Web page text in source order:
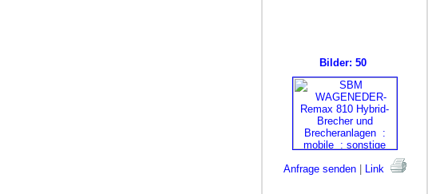
Bilder: 50
Anfrage senden| Link